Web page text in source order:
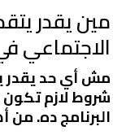
مين يقدر
الاجتماعي في
مش أي حد يقدر
شروط لازم
البرنامج ده.